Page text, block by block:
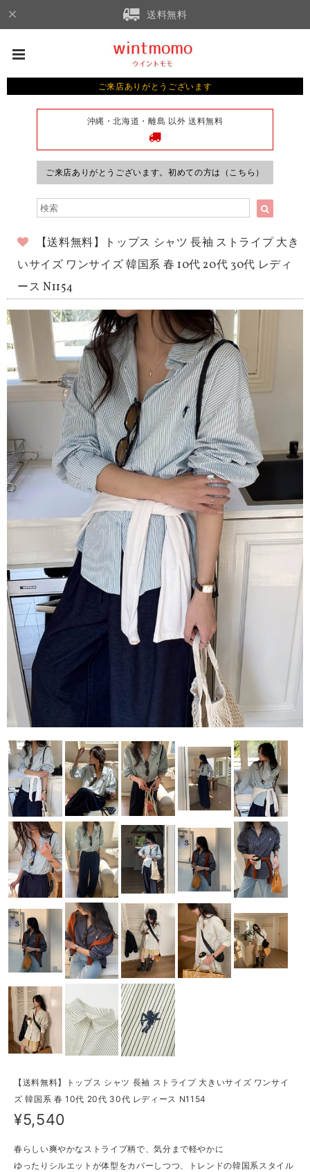
送料無料
ご来店ありがとうございます
沖縄・北海道・離島 以外 送料無料
ご来店ありがとうございます。初めての方は（こちら）
【送料無料】トップス シャツ 長袖 ストライプ 大き
いサイズ ワンサイズ 韓国系 春 10代 20代 30代 レディ
ース N1154
【送料無料】トップス シャツ 長袖 ストライプ 大きいサイズ ワンサイ
ズ 韓国系 春 10代 20代 30代 レディース N1154
¥5,540
春らしい爽やかなストライプ柄で、気分まで軽やかに
ゆったりシルエットが体型をカバーしつつ、トレンドの韓国系スタイル